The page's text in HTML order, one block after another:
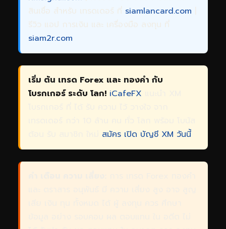
สินเชื่อ สำหรับ เทรดเดอร์ ที่ siamlancard.com
รีวิว แอป การเงิน และ เครื่องมือ ลงทุน ที่
siam2r.com
เริ่ม ต้น เทรด Forex และ ทองคำ กับ
โบรกเกอร์ ระดับ โลก! iCafeFX
สมัคร เปิด บัญชี XM วันนี้